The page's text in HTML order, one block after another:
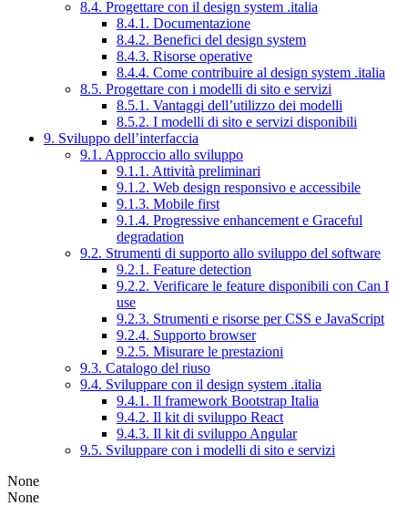
8.4. Progettare con il design system .italia
8.4.1. Documentazione
8.4.2. Benefici del design system
8.4.3. Risorse operative
8.4.4. Come contribuire al design system .italia
8.5. Progettare con i modelli di sito e servizi
8.5.1. Vantaggi dell’utilizzo dei modelli
8.5.2. I modelli di sito e servizi disponibili
9. Sviluppo dell’interfaccia
9.1. Approccio allo sviluppo
9.1.1. Attività preliminari
9.1.2. Web design responsivo e accessibile
9.1.3. Mobile first
9.1.4. Progressive enhancement e Graceful
degradation
9.2. Strumenti di supporto allo sviluppo del software
9.2.1. Feature detection
9.2.2. Verificare le feature disponibili con Can I
use
9.2.3. Strumenti e risorse per CSS e JavaScript
9.2.4. Supporto browser
9.2.5. Misurare le prestazioni
9.3. Catalogo del riuso
9.4. Sviluppare con il design system .italia
9.4.1. Il framework Bootstrap Italia
9.4.2. Il kit di sviluppo React
9.4.3. Il kit di sviluppo Angular
9.5. Sviluppare con i modelli di sito e servizi
None
None